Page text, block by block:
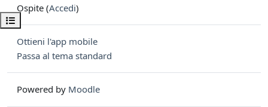
Apri indice del corso
Ospite (Accedi)
Ottieni l'app mobile
Passa al tema standard
Powered by Moodle